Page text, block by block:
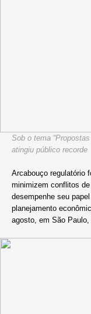
Sob o tema
atingiu público recorde
Arcabouço regulatório
minimizem conflitos
desempenhe seu
planejamento
agosto, em São